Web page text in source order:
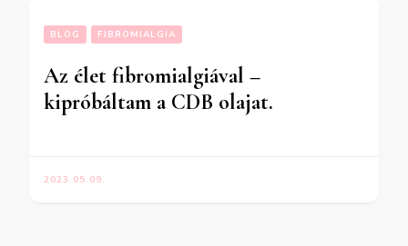
BLOG FIBROMIALGIA
Az élet fibromialgiával –
kipróbáltam a CDB olajat.
2023.05.09.